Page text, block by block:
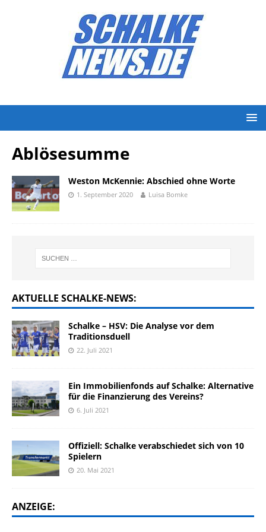
Ablösesumme
Weston McKennie: Abschied ohne Worte
1. September 2020 Luisa Bomke
AKTUELLE SCHALKE-NEWS:
Schalke – HSV: Die Analyse vor dem
Traditionsduell
22. Juli 2021
Ein Immobilienfonds auf Schalke: Alternative
für die Finanzierung des Vereins?
6. Juli 2021
Offiziell: Schalke verabschiedet sich von 10
Spielern
20. Mai 2021
ANZEIGE: